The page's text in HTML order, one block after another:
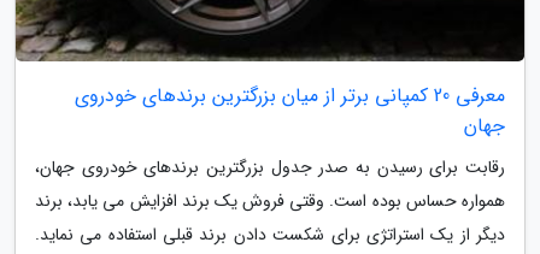
معرفی 20 کمپانی برتر از میان بزرگترین برندهای خودروی
جهان
رقابت برای رسیدن به صدر جدول بزرگترین برندهای خودروی جهان،
همواره حساس بوده است. وقتی فروش یک برند افزایش می یابد، برند
دیگر از یک استراتژی برای شکست دادن برند قبلی استفاده می نماید.